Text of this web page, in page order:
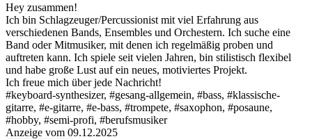
Hey zusammen!
Ich bin Schlagzeuger/Percussionist mit viel Erfahrung aus
verschiedenen Bands, Ensembles und Orchestern. Ich suche eine
Band oder Mitmusiker, mit denen ich regelmäßig proben und
auftreten kann. Ich spiele seit vielen Jahren, bin stilistisch flexibel
und habe große Lust auf ein neues, motiviertes Projekt.
Ich freue mich über jede Nachricht!
#keyboard-synthesizer, #gesang-allgemein, #bass, #klassische-
gitarre, #e-gitarre, #e-bass, #trompete, #saxophon, #posaune,
#hobby, #semi-profi, #berufsmusiker
Anzeige vom 09.12.2025